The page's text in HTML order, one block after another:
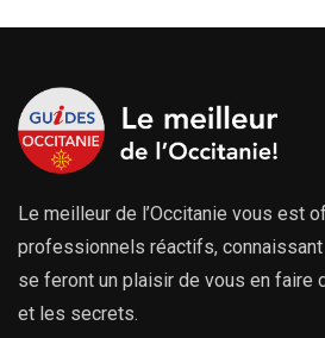
Le meilleur de l’Occitanie vous est
professionnels réactifs,
se feront un plaisir de vous en faire
et les secrets.